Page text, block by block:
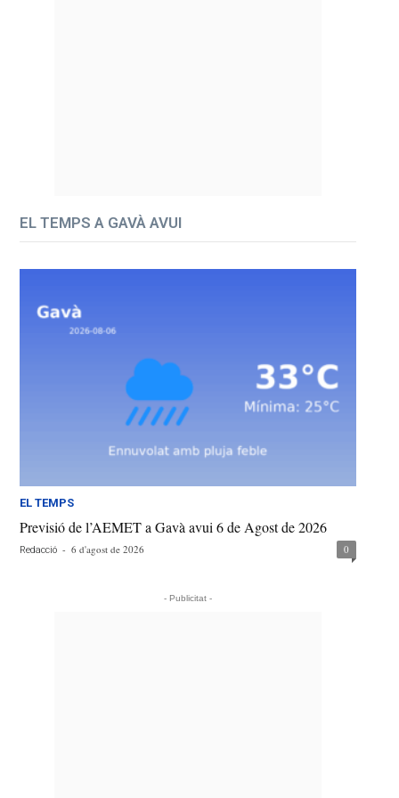
EL TEMPS A GAVÀ AVUI
EL TEMPS
Previsió de l’AEMET a Gavà avui 6 de Agost de 2026
Redacció - 6 d'agost de 2026 0
- Publicitat -